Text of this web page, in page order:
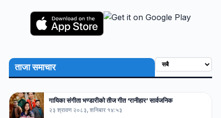
ताजा समाचार
गायिका संगीता भण्डारीको तीज गीत ‘रानीहार’ सार्वजनिक
२३ श्रावण २०८३, शनिबार १४:५३